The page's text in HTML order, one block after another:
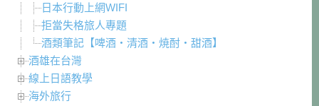
日本行動上網WIFI
拒當失格旅人專題
酒類筆記【啤酒・清酒・焼酎・甜酒】
酒雄在台灣
線上日語教學
海外旅行